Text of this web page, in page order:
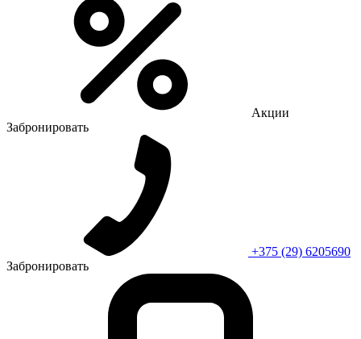
Акции
Забронировать
+375 (29) 6205690
Забронировать